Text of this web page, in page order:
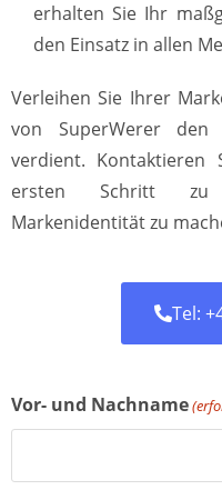
erhalten Sie Ihr
den Einsatz in allen
Verleihen Sie Ihrer
von SuperWerer
verdient.
ersten Schritt zu
Markenidentität zu
Tel:
Vor- und Nachname